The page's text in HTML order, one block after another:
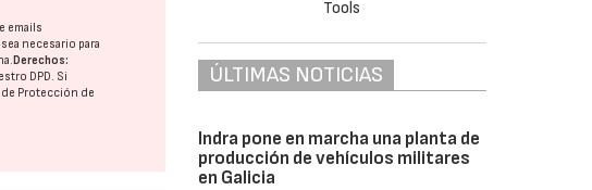
emails
necesario para
Derechos:
DPD. Si
Protección de
ÚLTIMAS NOTICIAS
Indra pone en marcha una planta de
producción de vehículos militares
en Galicia